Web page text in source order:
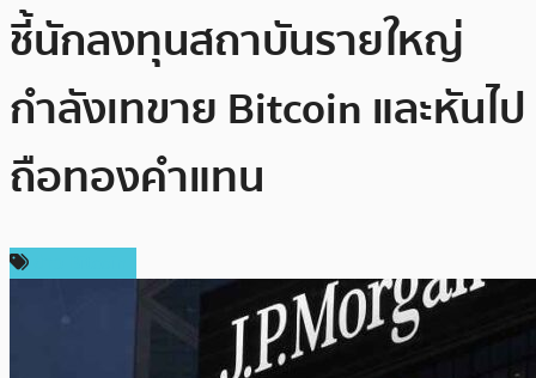
ชี้นักลงทุนสถาบันรายใหญ่
กำลังเทขาย Bitcoin และหันไป
ถือทองคำแทน